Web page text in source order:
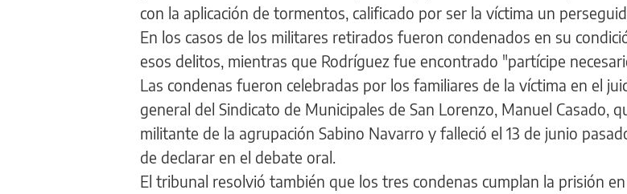
con la aplicación de tormentos, calificado por ser la víctima un
En los casos de los militares retirados fueron condenados en su
esos delitos, mientras que Rodríguez fue encontrado "partícipe
Las condenas fueron celebradas por los familiares de la víctima en el
general del Sindicato de Municipales de San Lorenzo, Manuel Casado,
militante de la agrupación Sabino Navarro y falleció el 13 de junio
de declarar en el debate oral.
El tribunal resolvió también que los tres condenas cumplan la prisión